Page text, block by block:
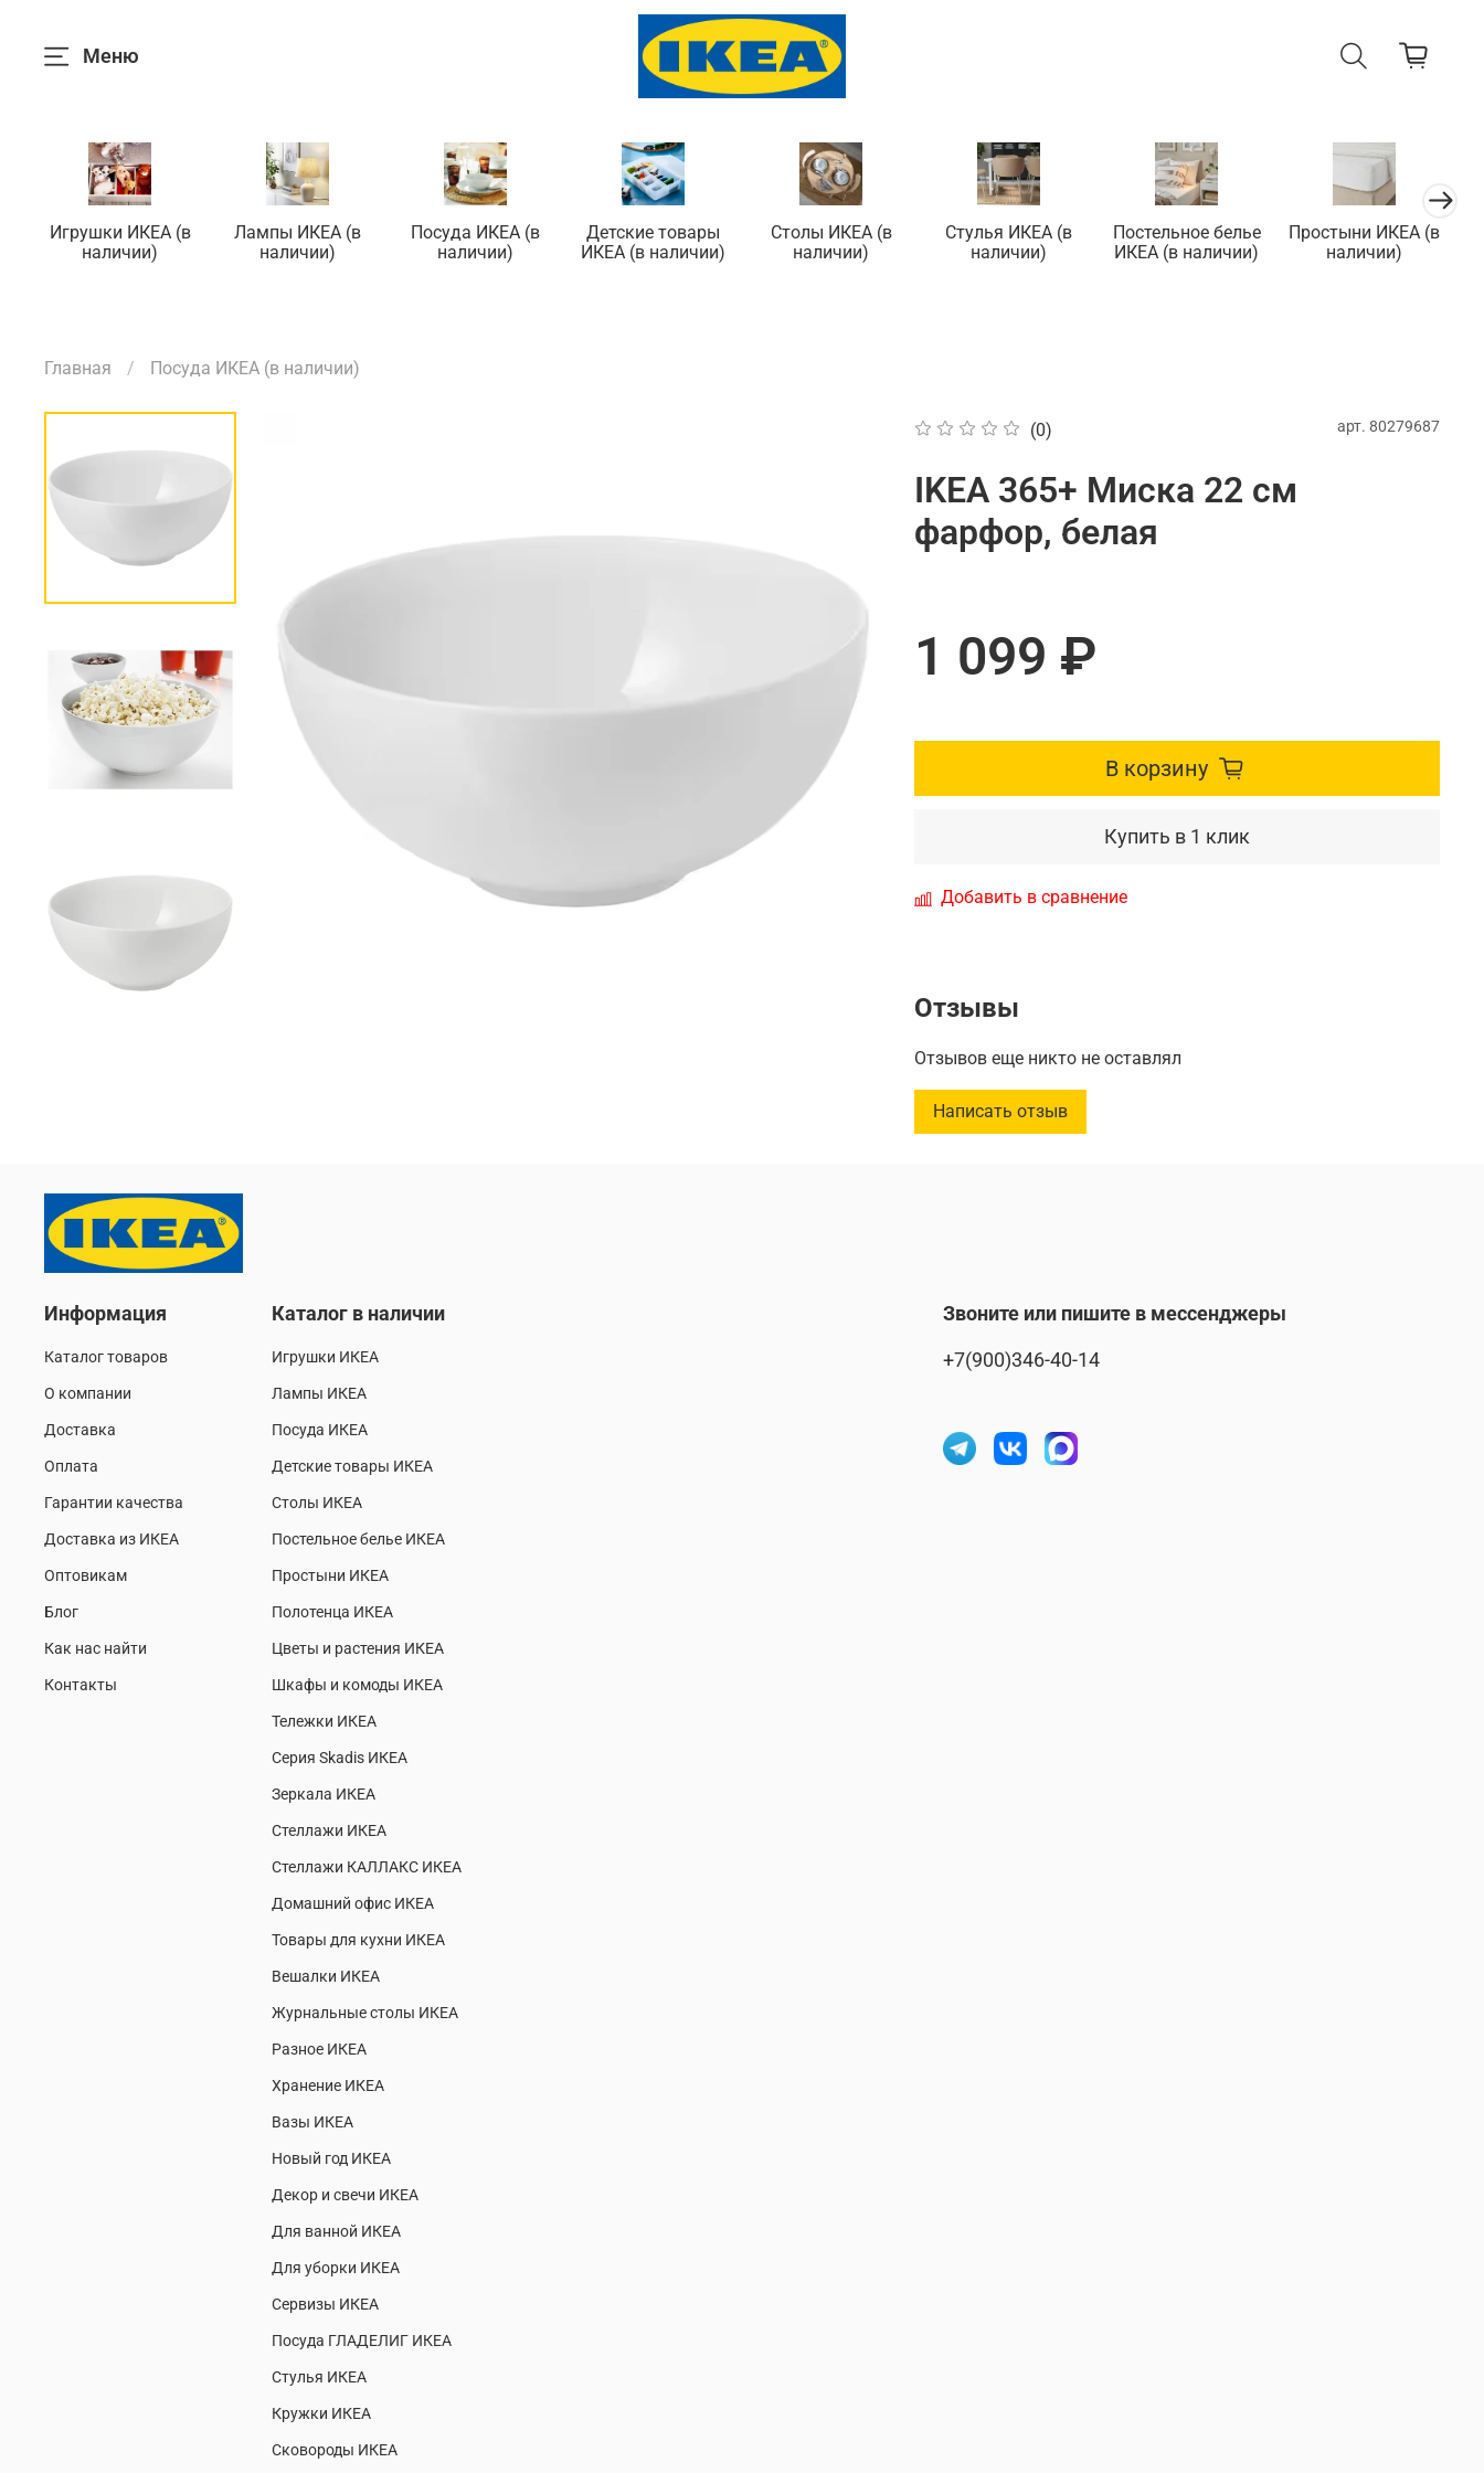
Меню
Игрушки ИКЕА (в
наличии)
Лампы ИКЕА (в
наличии)
Посуда ИКЕА (в
наличии)
Детские товары
ИКЕА (в наличии)
Столы ИКЕА (в
наличии)
Стулья ИКЕА (в
наличии)
Постельное белье
ИКЕА (в наличии)
Простыни ИКЕА (в
наличии)
Главная Посуда ИКЕА (в наличии)
(0) арт. 80279687
IKEA 365+ Миска 22 см
фарфор, белая
1 099 ₽
В корзину
Купить в 1 клик
Добавить в сравнение
Отзывы
Отзывов еще никто не оставлял
Написать отзыв
Информация
Каталог товаров
О компании
Доставка
Оплата
Гарантии качества
Доставка из ИКЕА
Оптовикам
Блог
Как нас найти
Контакты
Каталог в наличии
Игрушки ИКЕА
Лампы ИКЕА
Посуда ИКЕА
Детские товары ИКЕА
Столы ИКЕА
Постельное белье ИКЕА
Простыни ИКЕА
Полотенца ИКЕА
Цветы и растения ИКЕА
Шкафы и комоды ИКЕА
Тележки ИКЕА
Серия Skadis ИКЕА
Зеркала ИКЕА
Стеллажи ИКЕА
Стеллажи КАЛЛАКС ИКЕА
Домашний офис ИКЕА
Товары для кухни ИКЕА
Вешалки ИКЕА
Журнальные столы ИКЕА
Разное ИКЕА
Хранение ИКЕА
Вазы ИКЕА
Новый год ИКЕА
Декор и свечи ИКЕА
Для ванной ИКЕА
Для уборки ИКЕА
Сервизы ИКЕА
Посуда ГЛАДЕЛИГ ИКЕА
Стулья ИКЕА
Кружки ИКЕА
Сковороды ИКЕА
Звоните или пишите в мессенджеры
+7(900)346-40-14